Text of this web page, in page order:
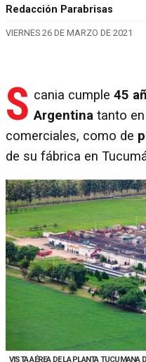
Redacción Parabrisas
VIERNES 26 DE MARZO DE 2021
S cania cumple 45
Argentina tanto
comerciales, como de
de su fábrica en
VISTA AÉREA DE LA PLANTA TUCUMANA